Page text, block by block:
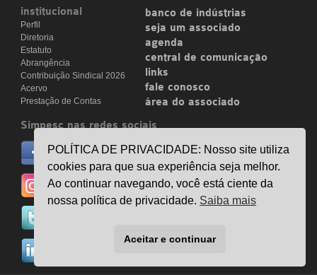
institucional
Perfil
Diretoria
Estatuto
Abrangência
Contribuição Sindical 2026
Acervo
Prestação de Contas
banco de indústrias
seja um associado
agenda
central de comunicação
links
fale conosco
área do associado
Simpesc nas redes sociais
no facebook
/simpesc
no instagram
@simpescplasticos
POLÍTICA DE PRIVACIDADE: Nosso site utiliza
cookies para que sua experiência seja melhor.
Ao continuar navegando, você está ciente da
nossa política de privacidade. Saiba mais
Aceitar e continuar